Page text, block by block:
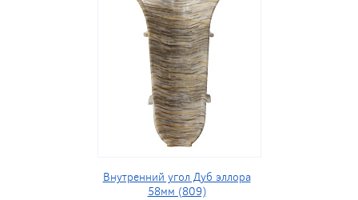
Внутренний угол Дуб эллора
58мм (809)